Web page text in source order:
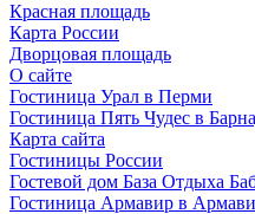
Красная площадь
Карта России
Дворцовая площадь
О сайте
Гостиница Урал в Перми
Гостиница Пять Чудес в
Карта сайта
Гостиницы России
Гостевой дом База Отдыха
Гостиница Армавир в